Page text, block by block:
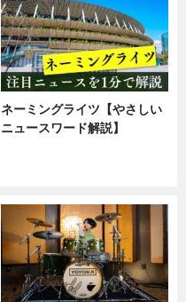
ネーミングライツ【やさしい
ニュースワード解説】